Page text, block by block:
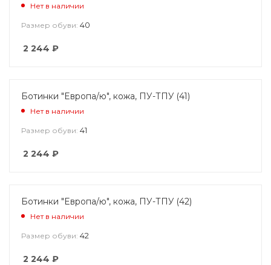
Нет в наличии
Размер обуви: 40
2 244 ₽
Ботинки "Европа/ю", кожа, ПУ-ТПУ (41)
Нет в наличии
Размер обуви: 41
2 244 ₽
Ботинки "Европа/ю", кожа, ПУ-ТПУ (42)
Нет в наличии
Размер обуви: 42
2 244 ₽